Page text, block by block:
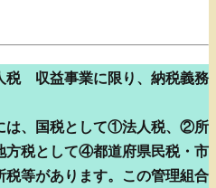
税 収益事業に限り、納税義務
は、国税として①法人税、②所
税として④都道府県民税・市
等があります。この管理組合